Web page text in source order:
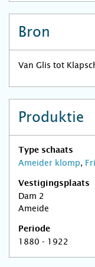
Bron
Van Glis tot
Produktie
Type schaats
Ameider klomp,
Vestigingsplaats
Dam 2
Ameide
Periode
1880 - 1922